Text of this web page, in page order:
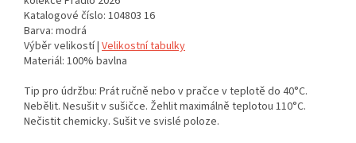
Katalogové číslo: 104803 16
Barva: modrá
Výběr velikostí | Velikostní tabulky
Materiál: 100% bavlna
Tip pro údržbu: Prát ručně nebo v pračce v teplotě do 40°C.
Nebělit. Nesušit v sušičce. Žehlit maximálně teplotou 110°C.
Nečistit chemicky. Sušit ve svislé poloze.